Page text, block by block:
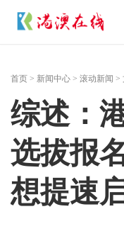
首页 > 新闻中心 > 滚动新闻 >
综述：
选拔报
想提速